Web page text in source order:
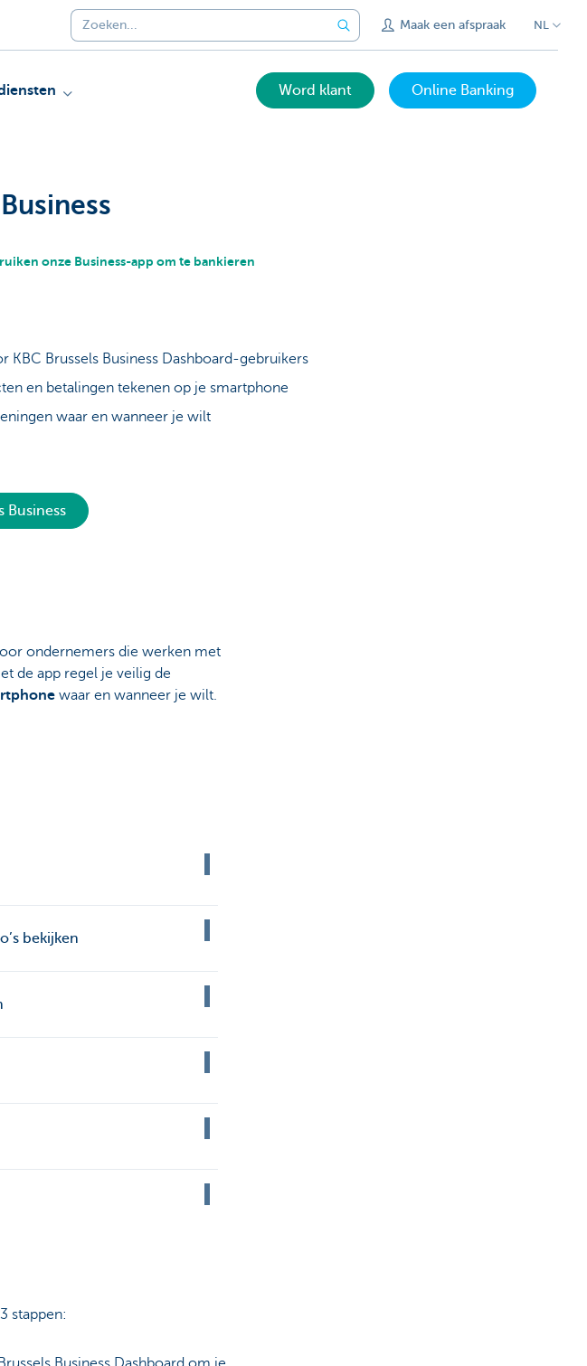
Maak een afspraak NL
Word klant Online Banking
onze Business-app om te bankieren
KBC Brussels Business Dashboard-gebruikers
en betalingen tekenen op je smartphone
waar en wanneer je wilt
Business
ondernemers die werken met
de app regel je veilig de
waar en wanneer je wilt.
bekijken
stappen: